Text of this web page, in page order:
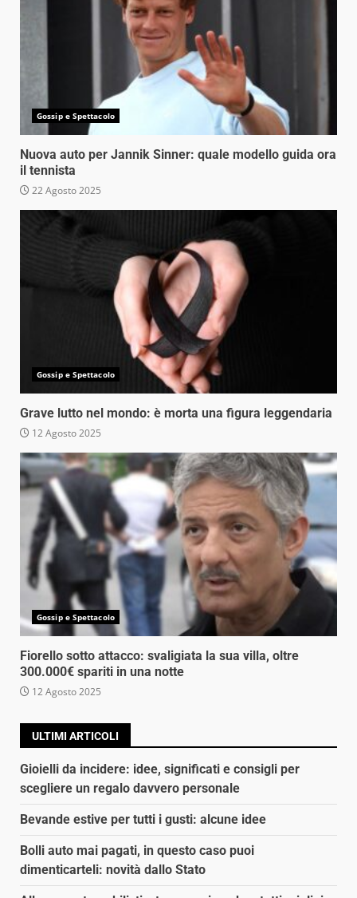
Gossip e Spettacolo
Nuova auto per Jannik Sinner: quale modello guida ora
il tennista
22 Agosto 2025
Gossip e Spettacolo
Grave lutto nel mondo: è morta una figura leggendaria
12 Agosto 2025
Gossip e Spettacolo
Fiorello sotto attacco: svaligiata la sua villa, oltre
300.000€ spariti in una notte
12 Agosto 2025
ULTIMI ARTICOLI
Gioielli da incidere: idee, significati e consigli per
scegliere un regalo davvero personale
Bevande estive per tutti i gusti: alcune idee
Bolli auto mai pagati, in questo caso puoi
dimenticarteli: novità dallo Stato